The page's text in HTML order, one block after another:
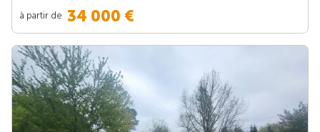
à partir de 34 000 €